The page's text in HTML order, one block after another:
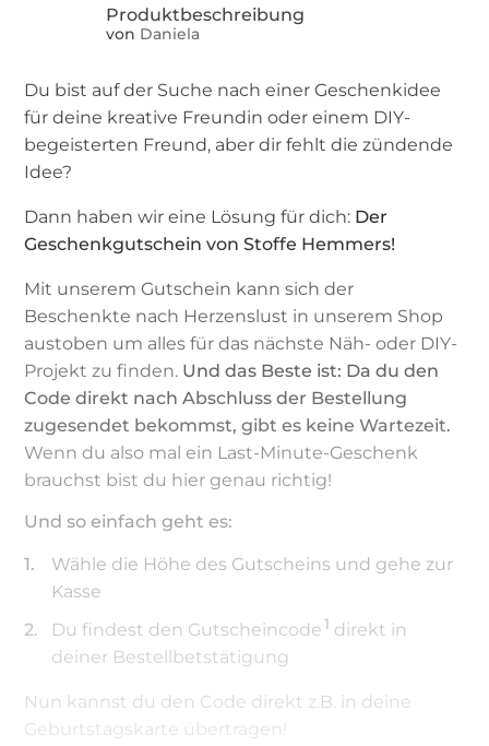
von Daniela
Du bist auf der Suche nach einer Geschenkidee
für deine kreative Freundin oder einem DIY-
begeisterten Freund, aber dir fehlt die zündende
Idee?
Dann haben wir eine Lösung für dich: Der
Geschenkgutschein von Stoffe Hemmers!
Mit unserem Gutschein kann sich der
Beschenkte nach Herzenslust in unserem Shop
austoben um alles für das nächste Näh- oder DIY-
Projekt zu finden. Und das Beste ist: Da du den
Code direkt nach Abschluss der Bestellung
zugesendet bekommst, gibt es keine Wartezeit.
Wenn du also mal ein Last-Minute-Geschenk
brauchst bist du hier genau richtig!
Und so einfach geht es:
Wähle die Höhe des Gutscheins und gehe zur
Kasse
Du findest den Gutscheincode 1 direkt in
deiner Bestellbetstätigung
Nun kannst du den Code direkt z.B. in deine
Geburtstagskarte übertragen!